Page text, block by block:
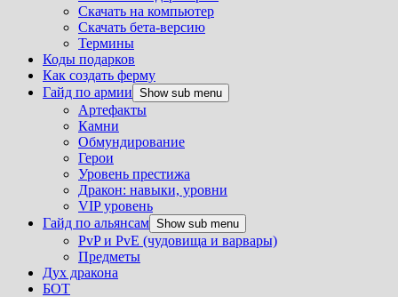
Скачать на компьютер
Скачать бета-версию
Термины
Коды подарков
Как создать ферму
Гайд по армии Show sub menu
Артефакты
Камни
Обмундирование
Герои
Уровень престижа
Дракон: навыки, уровни
VIP уровень
Гайд по альянсам Show sub menu
PvP и PvE (чудовища и варвары)
Предметы
Дух дракона
БОТ